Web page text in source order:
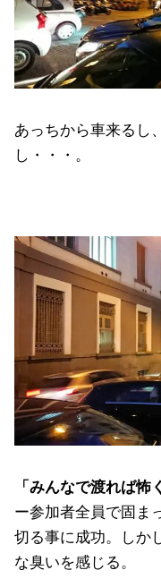
あっちから車来るし
し・・・。
「みんなで渡れば怖
ー参加者全員で固ま
切る事に成功。しか
な臭いを感じる。